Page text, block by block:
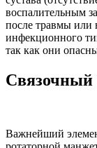
воспалительным
после травмы или
инфекционного
так как они
Связочный
Важнейший